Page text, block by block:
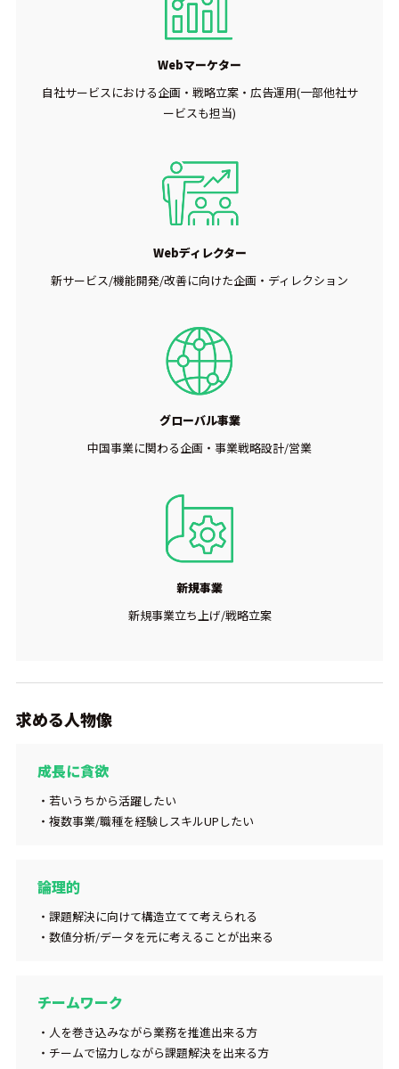
Webマーケター
自社サービスにおける企画・戦略立案・広告運用(一部他社サ
ービスも担当)
Webディレクター
新サービス/機能開発/改善に向けた企画・ディレクション
グローバル事業
中国事業に関わる企画・事業戦略設計/営業
新規事業
新規事業立ち上げ/戦略立案
求める人物像
成長に貪欲
・若いうちから活躍したい
・複数事業/職種を経験しスキルUPしたい
論理的
・課題解決に向けて構造立てて考えられる
・数値分析/データを元に考えることが出来る
チームワーク
・人を巻き込みながら業務を推進出来る方
・チームで協力しながら課題解決を出来る方